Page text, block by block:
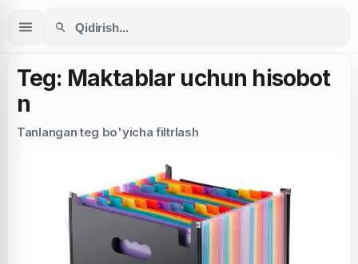
Teg: Maktablar uchun hisobot
n
Tanlangan teg bo'yicha filtrlash